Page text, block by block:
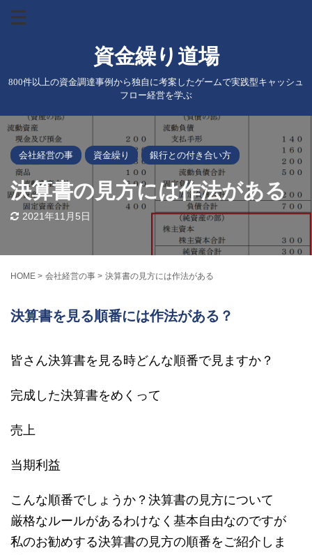
資金繰り道場
800件以上の資金調達事例から独自に考案したゲームで実践型キャッシュ
フロー経営を学ぶ
会社経営の事 資金繰り 銀行との付き合い方
決算書の見方には作法がある
2021年11月5日
HOME > 会社経営の事 > 決算書の見方には作法がある
決算書を見る順番には作法がある？
皆さん決算書を見る時どんな順番で見ますか？
完成した決算書をめくって
売上
当期利益
こんな順番でしょうか？決算書の見方について
厳格なルールがあるわけなく基本自由なのですが
私のお勧めする決算書の見方の順番をご紹介しま